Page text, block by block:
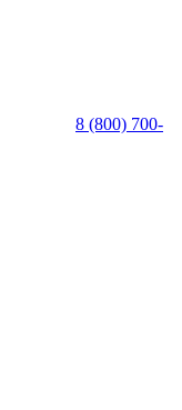
8 (800) 700-